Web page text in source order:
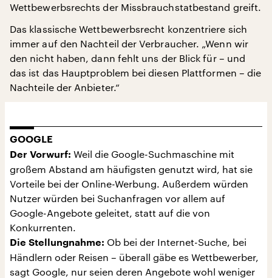
Wettbewerbsrechts der Missbrauchstatbestand greift.
Das klassische Wettbewerbsrecht konzentriere sich
immer auf den Nachteil der Verbraucher. „Wenn wir
den nicht haben, dann fehlt uns der Blick für – und
das ist das Hauptproblem bei diesen Plattformen – die
Nachteile der Anbieter.“
GOOGLE
Der Vorwurf: Weil die Google-Suchmaschine mit
großem Abstand am häufigsten genutzt wird, hat sie
Vorteile bei der Online-Werbung. Außerdem würden
Nutzer würden bei Suchanfragen vor allem auf
Google-Angebote geleitet, statt auf die von
Konkurrenten.
Die Stellungnahme: Ob bei der Internet-Suche, bei
Händlern oder Reisen – überall gäbe es Wettbewerber,
sagt Google, nur seien deren Angebote wohl weniger